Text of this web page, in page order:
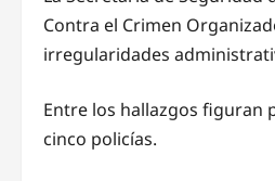
Contra el Crimen
irregularidades
Entre los hallazgos figuran
cinco policías.